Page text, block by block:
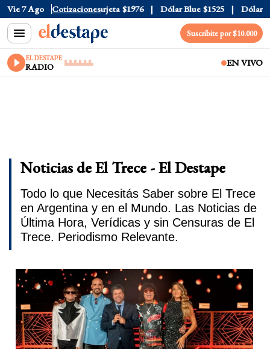
Vie 7 Ago Cotizaciones
$1520 Dólar Tarjeta $1976 Dólar Blue $1525 Dólar CCL
Suscribite por $10.000
EL DESTAPE
RADIO EN VIVO
Noticias de El Trece - El Destape
Todo lo que Necesitás Saber sobre El Trece
en Argentina y en el Mundo. Las Noticias de
Última Hora, Verídicas y sin Censuras de El
Trece. Periodismo Relevante.